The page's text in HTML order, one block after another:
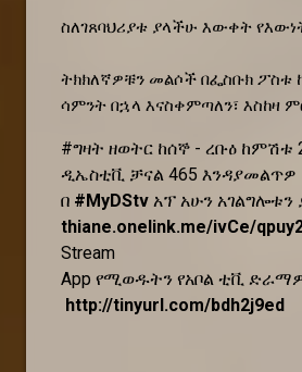
ስለገጸባህሪያቱ ያላችሁ እውቀት
ትክክለኛዎቹን መልሶች በፌስቡክ ፖስቱ
ሳምንት በኋላ እናስቀምጣለን፣ እስከዛ
#ግዛት ዘወትር ከሰኞ - ረቡዕ ከምሽቱ
ዲኤስቲቪ ቻናል 465 እንዳያመልጥዎ
በ #MyDStv አፕ አሁን አገልግሎቱን
thiane.onelink.me/ivCe/
Stream
App የሚወዱትን የአቦል ቲቪ
http://tinyurl.com/bdh2j9ed